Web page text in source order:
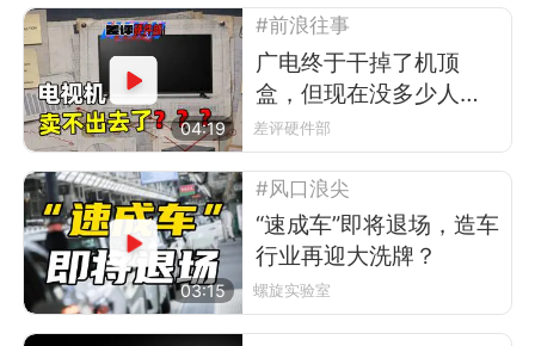
04:19
#前浪往事
广电终于干掉了机顶
盒，但现在没多少人看
电视了
差评硬件部
03:15
#风口浪尖
“速成车”即将退场，造车
行业再迎大洗牌？
螺旋实验室